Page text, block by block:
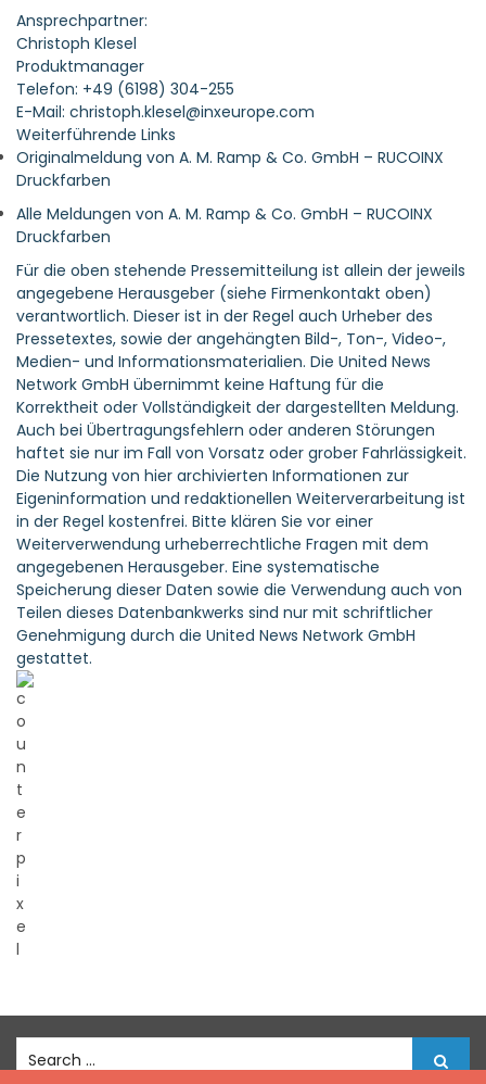
Ansprechpartner:
Christoph Klesel
Produktmanager
Telefon: +49 (6198) 304-255
E-Mail: christoph.klesel@inxeurope.com
Weiterführende Links
Originalmeldung von A. M. Ramp & Co. GmbH – RUCOINX
Druckfarben
Alle Meldungen von A. M. Ramp & Co. GmbH – RUCOINX
Druckfarben
Für die oben stehende Pressemitteilung ist allein der jeweils
angegebene Herausgeber (siehe Firmenkontakt oben)
verantwortlich. Dieser ist in der Regel auch Urheber des
Pressetextes, sowie der angehängten Bild-, Ton-, Video-,
Medien- und Informationsmaterialien. Die United News
Network GmbH übernimmt keine Haftung für die
Korrektheit oder Vollständigkeit der dargestellten Meldung.
Auch bei Übertragungsfehlern oder anderen Störungen
haftet sie nur im Fall von Vorsatz oder grober Fahrlässigkeit.
Die Nutzung von hier archivierten Informationen zur
Eigeninformation und redaktionellen Weiterverarbeitung ist
in der Regel kostenfrei. Bitte klären Sie vor einer
Weiterverwendung urheberrechtliche Fragen mit dem
angegebenen Herausgeber. Eine systematische
Speicherung dieser Daten sowie die Verwendung auch von
Teilen dieses Datenbankwerks sind nur mit schriftlicher
Genehmigung durch die United News Network GmbH
gestattet.
e